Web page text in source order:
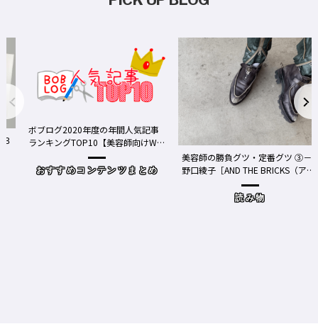
ボブログ2020年度の年間人気記事
ランキングTOP10【美容師向けWe
おすすめコンテンツまとめ
美容師の勝負グツ・定番グツ ③－
野口綾子［AND THE BRICKS（アン
ドザブリックス）／神奈川県鎌倉
読み物